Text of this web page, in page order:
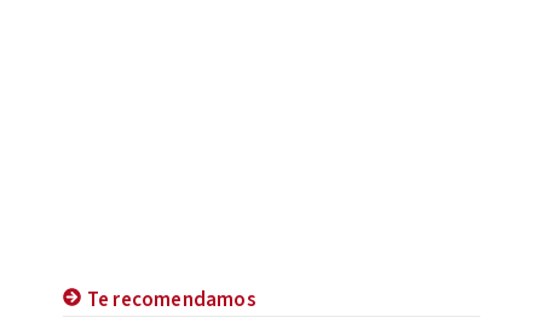
Te recomendamos